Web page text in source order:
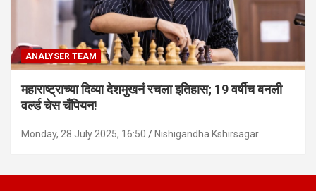
ANALYSER TEAM
महाराष्ट्राच्या दिव्या देशमुखनं रचला इतिहास; 19 वर्षीच बनली
वर्ल्ड चेस चँपियन!
Monday, 28 July 2025, 16:50 Nishigandha Kshirsagar